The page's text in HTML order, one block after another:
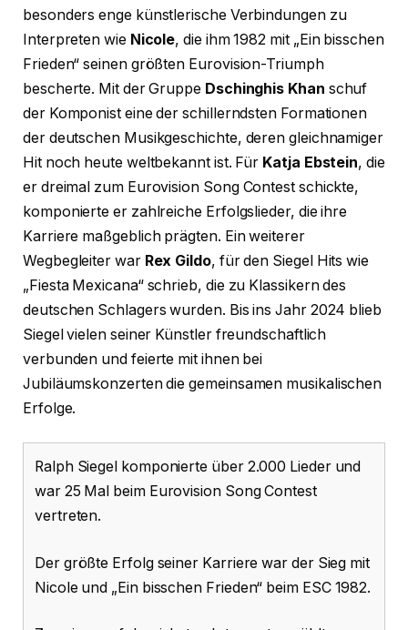
besonders enge künstlerische Verbindungen zu
Interpreten wie Nicole, die ihm 1982 mit „Ein bisschen
Frieden“ seinen größten Eurovision-Triumph
bescherte. Mit der Gruppe Dschinghis Khan schuf
der Komponist eine der schillerndsten Formationen
der deutschen Musikgeschichte, deren gleichnamiger
Hit noch heute weltbekannt ist. Für Katja Ebstein, die
er dreimal zum Eurovision Song Contest schickte,
komponierte er zahlreiche Erfolgslieder, die ihre
Karriere maßgeblich prägten. Ein weiterer
Wegbegleiter war Rex Gildo, für den Siegel Hits wie
„Fiesta Mexicana“ schrieb, die zu Klassikern des
deutschen Schlagers wurden. Bis ins Jahr 2024 blieb
Siegel vielen seiner Künstler freundschaftlich
verbunden und feierte mit ihnen bei
Jubiläumskonzerten die gemeinsamen musikalischen
Erfolge.
Ralph Siegel komponierte über 2.000 Lieder und
war 25 Mal beim Eurovision Song Contest
vertreten.
Der größte Erfolg seiner Karriere war der Sieg mit
Nicole und „Ein bisschen Frieden“ beim ESC 1982.